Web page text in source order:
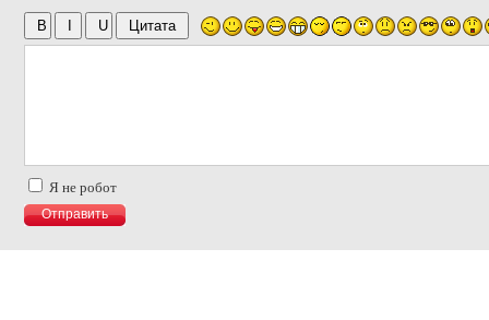
Я не робот